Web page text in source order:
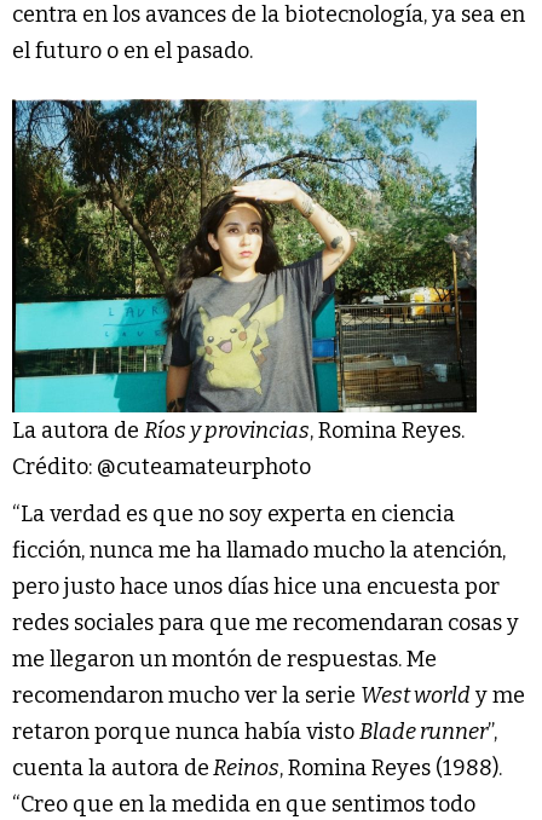
centra en los avances de la biotecnología, ya sea en
el futuro o en el pasado.
La autora de Ríos y provincias, Romina Reyes.
Crédito: @cuteamateurphoto
“La verdad es que no soy experta en ciencia
ficción, nunca me ha llamado mucho la atención,
pero justo hace unos días hice una encuesta por
redes sociales para que me recomendaran cosas y
me llegaron un montón de respuestas. Me
recomendaron mucho ver la serie West world y me
retaron porque nunca había vistoBlade runner”,
cuenta la autora deReinos, Romina Reyes (1988).
“Creo que en la medida en que sentimos todo